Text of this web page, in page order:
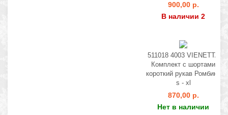
900,00 р.
В наличии 2
511018 4003 VIENETTA
Комплект с шортами
короткий рукав Ромбики
s - xl
870,00 р.
Нет в наличии